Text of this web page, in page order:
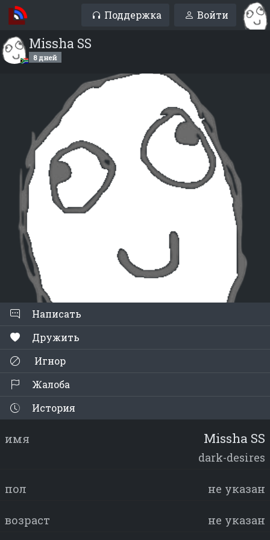
Поддержка Войти
Missha SS
8 дней
Написать
Дружить
Игнор
Жалоба
История
имя Missha SS
dark-desires
пол не указан
возраст не указан